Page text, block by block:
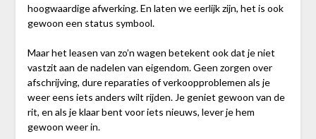
hoogwaardige afwerking. En laten we eerlijk zijn, het is ook
gewoon een status symbool.
Maar het leasen van zo’n wagen betekent ook dat je niet
vastzit aan de nadelen van eigendom. Geen zorgen over
afschrijving, dure reparaties of verkoopproblemen als je
weer eens iets anders wilt rijden. Je geniet gewoon van de
rit, en als je klaar bent voor iets nieuws, lever je hem
gewoon weer in.